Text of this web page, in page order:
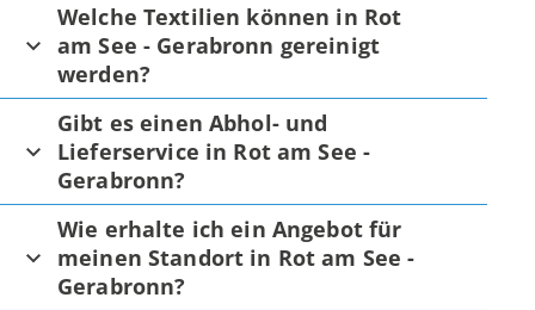
Welche Textilien können in Rot
am See - Gerabronn gereinigt
werden?
Gibt es einen Abhol- und
Lieferservice in Rot am See -
Gerabronn?
Wie erhalte ich ein Angebot für
meinen Standort in Rot am See -
Gerabronn?